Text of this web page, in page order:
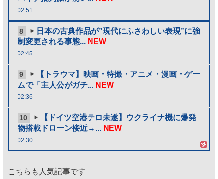
02:51
8
日本の古典作品が”現代にふさわしい表現”に強
制変更される事態... NEW
02:45
9
【トラウマ】映画・特撮・アニメ・漫画・ゲー
ムで「主人公がガチ... NEW
02:36
10
【ドイツ空港テロ未遂】ウクライナ機に爆発
物搭載ドローン接近→... NEW
02:30
こちらも人気記事です